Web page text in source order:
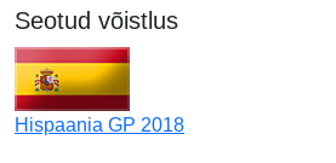
Seotud võistlus
Hispaania GP 2018